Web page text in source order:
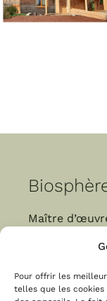
Pour offrir les
telles que les
Maître
Saverne, en